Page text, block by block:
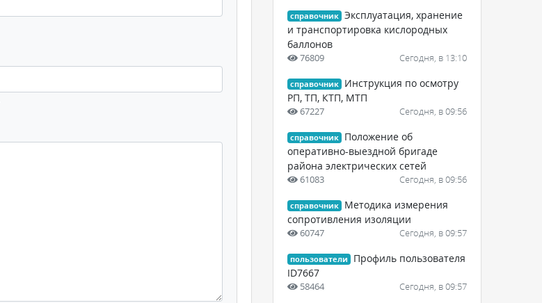
справочник Эксплуатация, хранение
и транспортировка кислородных
баллонов
76809 Сегодня, в 13:10
справочник
Инструкция по осмотру
РП, ТП, КТП, МТП
67227 Сегодня, в 09:56
справочник
Положение об
оперативно-выездной бригаде
района электрических сетей
61083 Сегодня, в 09:56
справочник
Методика измерения
сопротивления изоляции
60747 Сегодня, в 09:57
пользователи
Профиль пользователя
ID7667
58464 Сегодня, в 09:57